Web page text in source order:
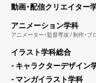
動画・配信クリエイター
アニメーション学科
アニメーター・監督専攻 / 制作・
イラスト学科総合
- キャラクターデザイン
- マンガイラスト学科